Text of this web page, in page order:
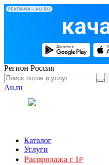
РЕКЛАМА • AU.RU
Регион Россия
Au.ru
Каталог
Услуги
Распродажа с 1₽